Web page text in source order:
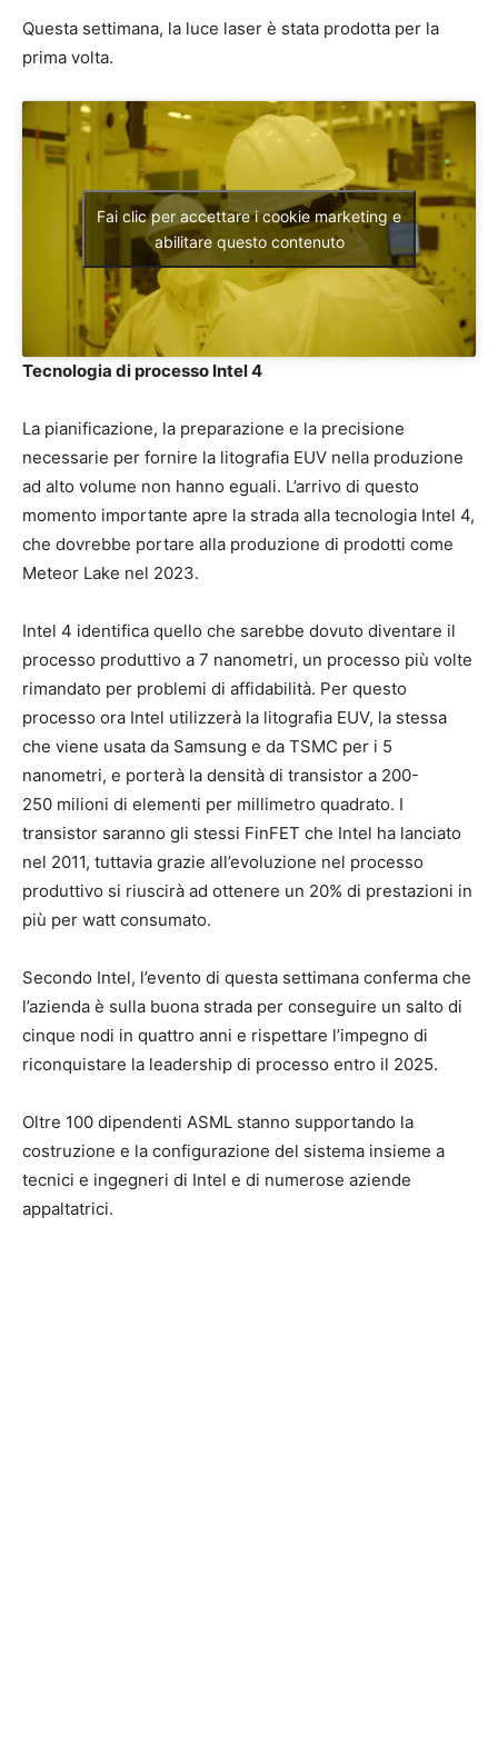
Questa settimana, la luce laser è stata prodotta per la
prima volta.
Fai clic per accettare i cookie marketing e
abilitare questo contenuto
Tecnologia di processo Intel 4
La pianificazione, la preparazione e la precisione
necessarie per fornire la litografia EUV nella produzione
ad alto volume non hanno eguali. L’arrivo di questo
momento importante apre la strada alla tecnologia Intel 4,
che dovrebbe portare alla produzione di prodotti come
Meteor Lake nel 2023.
Intel 4 identifica quello che sarebbe dovuto diventare il
processo produttivo a 7 nanometri, un processo più volte
rimandato per problemi di affidabilità. Per questo
processo ora Intel utilizzerà la litografia EUV, la stessa
che viene usata da Samsung e da TSMC per i 5
nanometri, e porterà la densità di transistor a 200-
250 milioni di elementi per millimetro quadrato. I
transistor saranno gli stessi FinFET che Intel ha lanciato
nel 2011, tuttavia grazie all’evoluzione nel processo
produttivo si riuscirà ad ottenere un 20% di prestazioni in
più per watt consumato.
Secondo Intel, l’evento di questa settimana conferma che
l’azienda è sulla buona strada per conseguire un salto di
cinque nodi in quattro anni e rispettare l’impegno di
riconquistare la leadership di processo entro il 2025.
Oltre 100 dipendenti ASML stanno supportando la
costruzione e la configurazione del sistema insieme a
tecnici e ingegneri di Intel e di numerose aziende
appaltatrici.